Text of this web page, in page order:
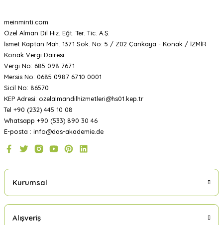
meinminti.com
Özel Alman Dil Hiz. Eğt. Ter. Tic. A.Ş.
İsmet Kaptan Mah. 1371 Sok. No: 5 / Z02 Çankaya - Konak / İZMİR
Konak Vergi Dairesi
Vergi No: 685 098 7671
Mersis No: 0685 0987 6710 0001
Sicil No: 86570
KEP Adresi: ozelalmandilhizmetleri@hs01.kep.tr
Tel +90 (232) 445 10 08
Whatsapp +90 (533) 890 30 46
E-posta : info@das-akademie.de
Kurumsal
Alışveriş